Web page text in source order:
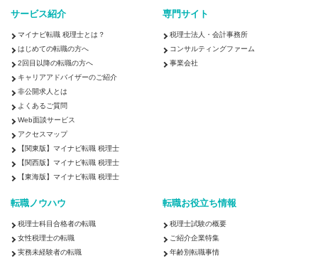
サービス紹介
マイナビ転職 税理士とは？
はじめての転職の方へ
2回目以降の転職の方へ
キャリアアドバイザーのご紹介
非公開求人とは
よくあるご質問
Web面談サービス
アクセスマップ
【関東版】マイナビ転職 税理士
【関西版】マイナビ転職 税理士
【東海版】マイナビ転職 税理士
専門サイト
税理士法人・会計事務所
コンサルティングファーム
事業会社
転職ノウハウ
税理士科目合格者の転職
女性税理士の転職
実務未経験者の転職
転職お役立ち情報
税理士試験の概要
ご紹介企業特集
年齢別転職事情